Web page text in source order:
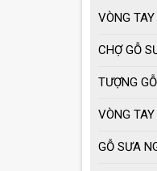
VÒNG
CHỢ GỖ
TƯỢNG
VÒNG
GỖ SƯA